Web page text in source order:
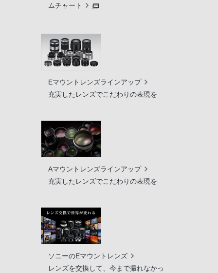
ムチャート
Eマウントレンズラインアップ
充実したレンズでこだわりの表現を
Aマウントレンズラインアップ
充実したレンズでこだわりの表現を
ソニーのEマウントレンズ
レンズを交換して、今まで撮れなかっ